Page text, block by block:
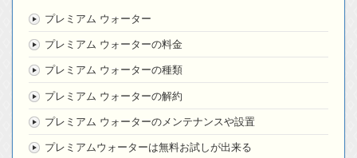
プレミアム ウォーター
プレミアム ウォーターの料金
プレミアム ウォーターの種類
プレミアム ウォーターの解約
プレミアム ウォーターのメンテナンスや設置
プレミアムウォーターは無料お試しが出来る